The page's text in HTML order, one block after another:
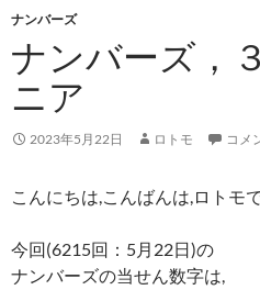
ナンバーズ
ナンバーズ，
ニア
2023年5月22日 ロトモ コメ
こんにちは,こんばんは,ロトモで
今回(6215回：5月22日)の
ナンバーズの当せん数字は,